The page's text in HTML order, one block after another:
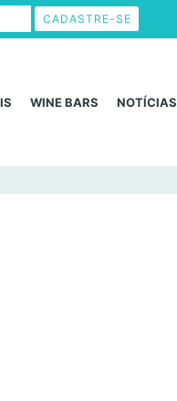
WINE BARS NOTÍCIAS